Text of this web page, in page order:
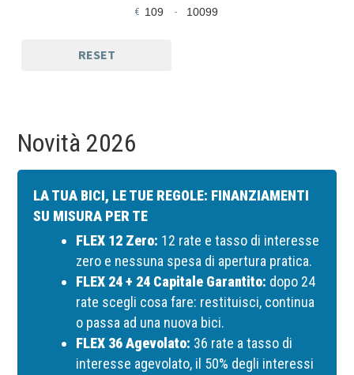
Novità 2026
LA TUA BICI, LE TUE REGOLE: FINANZIAMENTI
SU MISURA PER TE
FLEX 12 Zero: 12 rate e tasso di interesse
zero e nessuna spesa di apertura pratica.
FLEX 24 + 24 Capitale Garantito: dopo 24
rate scegli cosa fare: restituisci, continua
o passa ad una nuova bici.
FLEX 36 Agevolato: 36 rate a tasso di
interesse agevolato, il 50% degli interessi
€
Minimum Price
-
Maximum Price
RESET